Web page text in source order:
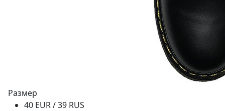
Размер
40 EUR / 39 RUS